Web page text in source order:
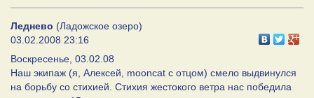
Леднево (Ладожское озеро)
03.02.2008 23:16
Воскресенье, 03.02.08
Наш экипаж (я, Алексей, mooncat с отцом) смело выдвинулся
на борьбу со стихией. Стихия жестокого ветра нас победила